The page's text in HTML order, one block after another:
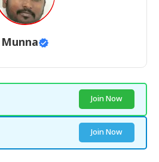
Munna
Join Now
Join Now